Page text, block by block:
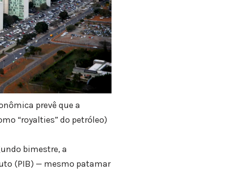
prevê que a
“royalties” do petróleo)
bimestre, a
(PIB) — mesmo patamar